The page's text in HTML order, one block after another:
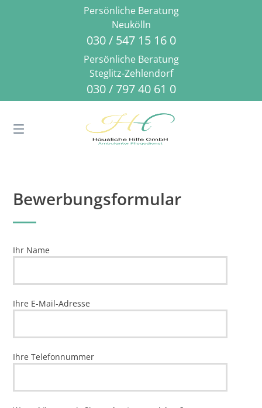
Persönliche Beratung
Neukölln
030 / 547 15 16 0
Persönliche Beratung
Steglitz-Zehlendorf
030 / 797 40 61 0
Bewerbungsformular
Ihr Name
Ihre E-Mail-Adresse
Ihre Telefonnummer